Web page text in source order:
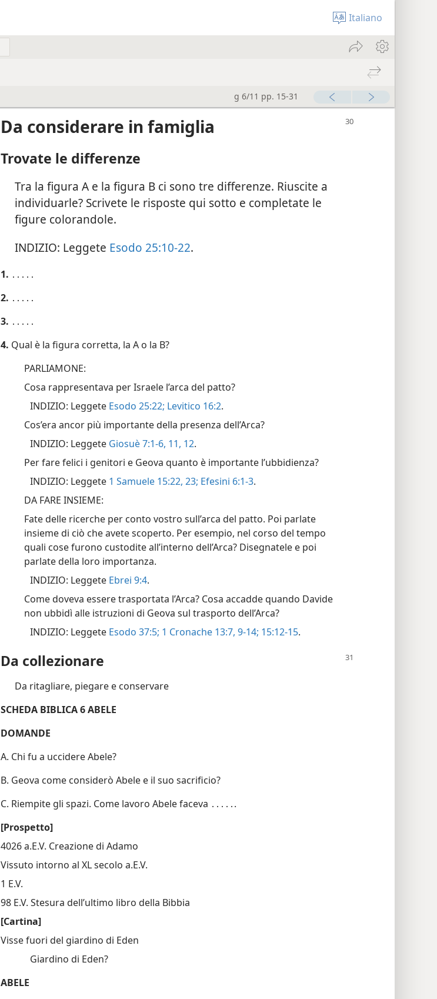
Italiano
g 6/11 pp. 15-31
Da considerare in famiglia
Trovate le differenze
Tra la figura A e la figura B ci sono tre differenze. Riuscite a
individuarle? Scrivete le risposte qui sotto e completate le
figure colorandole.
INDIZIO: Leggete Esodo 25:10-22.
1. ․․․․․
2. ․․․․․
3. ․․․․․
4. Qual è la figura corretta, la A o la B?
PARLIAMONE:
Cosa rappresentava per Israele l’arca del patto?
INDIZIO: Leggete Esodo 25:22; Levitico 16:2.
Cos’era ancor più importante della presenza dell’Arca?
INDIZIO: Leggete Giosuè 7:1-6, 11, 12.
Per fare felici i genitori e Geova quanto è importante l’ubbidienza?
INDIZIO: Leggete 1 Samuele 15:22, 23; Efesini 6:1-3.
DA FARE INSIEME:
Fate delle ricerche per conto vostro sull’arca del patto. Poi parlate
insieme di ciò che avete scoperto. Per esempio, nel corso del tempo
quali cose furono custodite all’interno dell’Arca? Disegnatele e poi
parlate della loro importanza.
INDIZIO: Leggete Ebrei 9:4.
Come doveva essere trasportata l’Arca? Cosa accadde quando Davide
non ubbidì alle istruzioni di Geova sul trasporto dell’Arca?
INDIZIO: Leggete Esodo 37:5; 1 Cronache 13:7, 9-14; 15:12-15.
Da collezionare
Da ritagliare, piegare e conservare
SCHEDA BIBLICA 6 ABELE
DOMANDE
A. Chi fu a uccidere Abele?
B. Geova come considerò Abele e il suo sacrificio?
C. Riempite gli spazi. Come lavoro Abele faceva ․․․․․.
[Prospetto]
4026 a.E.V. Creazione di Adamo
Vissuto intorno al XL secolo a.E.V.
1 E.V.
98 E.V. Stesura dell’ultimo libro della Bibbia
[Cartina]
Visse fuori del giardino di Eden
Giardino di Eden?
ABELE